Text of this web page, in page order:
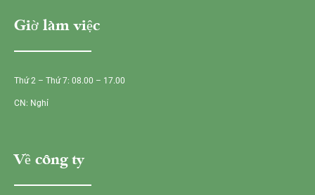
Giờ làm việc
Thứ 2 – Thứ 7: 08.00 – 17.00
CN: Nghỉ
Về công ty